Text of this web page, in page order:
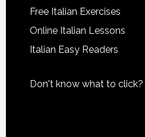
Free Italian Exercises
Online Italian Lessons
Italian Easy Readers
Don't know what to click?